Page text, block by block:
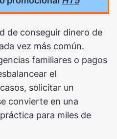
de conseguir dinero de
vez más común.
familiares o pagos
el
solicitar un
convierte en una
para miles de